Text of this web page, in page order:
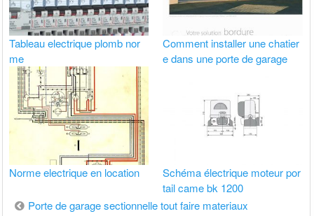
Tableau electrique plomb nor
me
Comment installer une chatier
e dans une porte de garage
Norme electrique en location
Schéma électrique moteur por
tail came bk 1200
Navigation
Porte de garage sectionnelle tout faire materiaux